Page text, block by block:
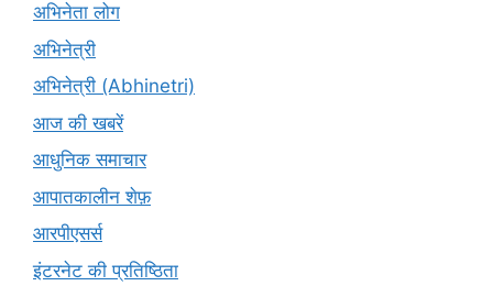
अभिनेता लोग
अभिनेत्री
अभिनेत्री (Abhinetri)
आज की खबरें
आधुनिक समाचार
आपातकालीन शेफ़
आरपीएसर्स
इंटरनेट की प्रतिष्ठिता